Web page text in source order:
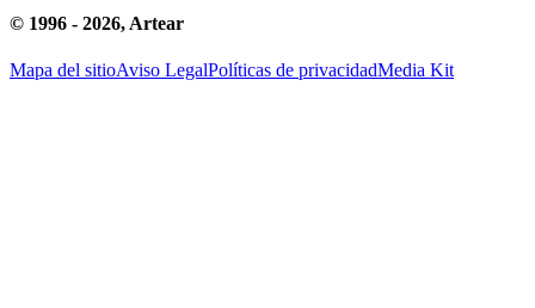
© 1996 - 2026, Artear
Mapa del sitioAviso LegalPolíticas de privacidadMedia Kit